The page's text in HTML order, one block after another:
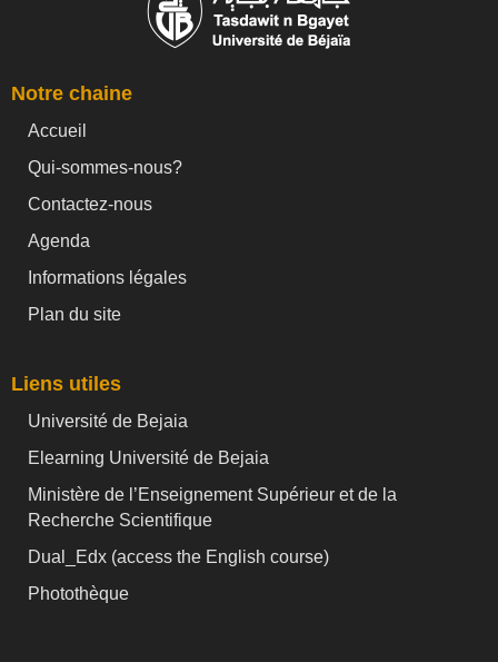
Notre chaine
Accueil
Qui-sommes-nous?
Contactez-nous
Agenda
Informations légales
Plan du site
Liens utiles
Université de Bejaia
Elearning Université de Bejaia
Ministère de l’Enseignement Supérieur et de la
Recherche Scientifique
Dual_Edx (access the English course)
Photothèque